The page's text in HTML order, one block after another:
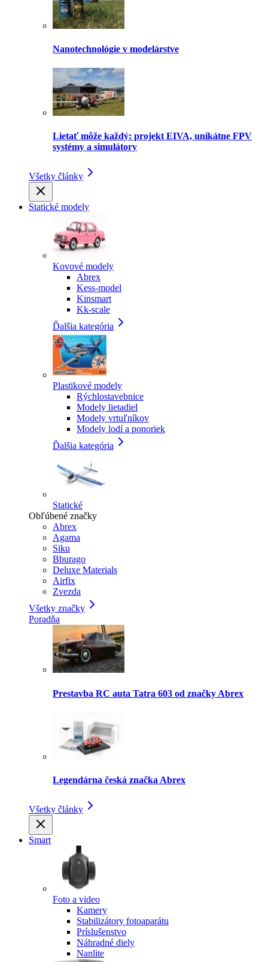
Nanotechnológie v modelárstve
Lietať môže každý: projekt EIVA, unikátne FPV
systémy a simulátory
Všetky články
Statické modely
Kovové modely
Abrex
Kess-model
Kinsmart
Kk-scale
Ďalšia kategória
Plastikové modely
Rýchlostavebnice
Modely lietadiel
Modely vrtuľníkov
Modely lodí a ponoriek
Ďalšia kategória
Statické
Obľúbené značky
Abrex
Agama
Siku
Bburago
Deluxe Materials
Airfix
Zvezda
Všetky značky
Poradňa
Prestavba RC auta Tatra 603 od značky Abrex
Legendárna česká značka Abrex
Všetky články
Smart
Foto a video
Kamery
Stabilizátory fotoaparátu
Príslušenstvo
Náhradné diely
Nanlite